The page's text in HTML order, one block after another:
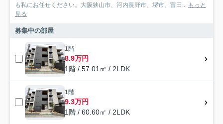
も私にお任せください。大阪狭山市、河内長野市、堺市、富田...
もっと
見る
募集中の部屋
1階
8.9万円
1階 / 57.01㎡ / 2LDK
1階
9.3万円
1階 / 60.60㎡ / 2LDK